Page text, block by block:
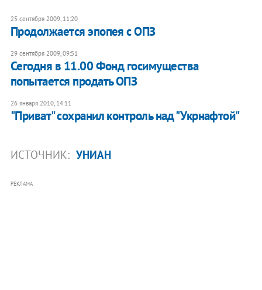
25 сентября 2009, 11:20
Продолжается эпопея с ОПЗ
29 сентября 2009, 09:51
Сегодня в 11.00 Фонд госимущества
попытается продать ОПЗ
26 января 2010, 14:11
"Приват" сохранил контроль над "Укрнафтой"
ИСТОЧНИК: УНИАН
РЕКЛАМА